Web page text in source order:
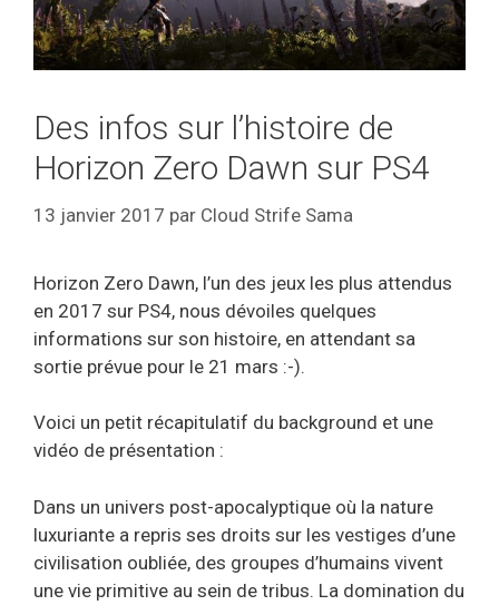
Des infos sur l’histoire de
Horizon Zero Dawn sur PS4
13 janvier 2017 par Cloud Strife Sama
Horizon Zero Dawn, l’un des jeux les plus attendus
en 2017 sur PS4, nous dévoiles quelques
informations sur son histoire, en attendant sa
sortie prévue pour le 21 mars :-).
Voici un petit récapitulatif du background et une
vidéo de présentation :
Dans un univers post-apocalyptique où la nature
luxuriante a repris ses droits sur les vestiges d’une
civilisation oubliée, des groupes d’humains vivent
une vie primitive au sein de tribus. La domination du